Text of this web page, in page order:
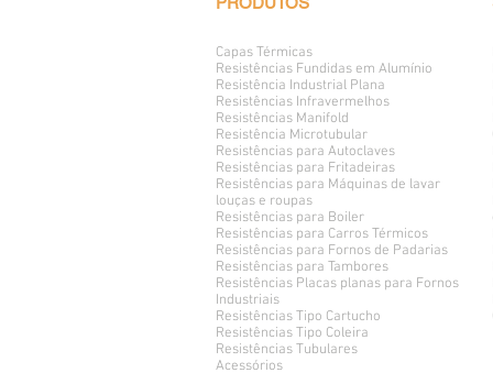
Capas Térmicas
Resistências Fundidas em Alumínio
Resistência Industrial Plana
Resistências Infravermelhos
Resistências Manifold
Resistência Microtubular
Resistências para Autoclaves
Resistências para Fritadeiras
Resistências para Máquinas de lavar
louças e roupas
Resistências para Boiler
Resistências para Carros Térmicos
Resistências para Fornos de Padarias
Resistências para Tambores
Resistências Placas planas para Fornos
Industriais
Resistências Tipo Cartucho
Resistências Tipo Coleira
Resistências Tubulares
Acessórios